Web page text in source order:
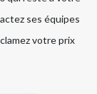
ses équipes
votre prix